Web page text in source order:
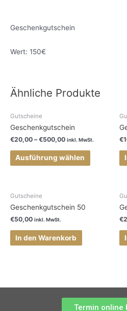
Geschenkgutschein
Wert: 150€
Ähnliche Produkte
Gutscheine
Geschenkgutschein
€20,00 –€500,00 inkl. MwSt.
Ausführung wählen
€
Gutscheine
Geschenkgutschein 50
€50,00 inkl. MwSt.
In den Warenkorb
€
Termin online